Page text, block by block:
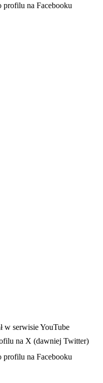
karcie
profilu na Facebooku
karcie
w serwisie YouTube
na X (dawniej Twitter)
karcie
profilu na Facebooku